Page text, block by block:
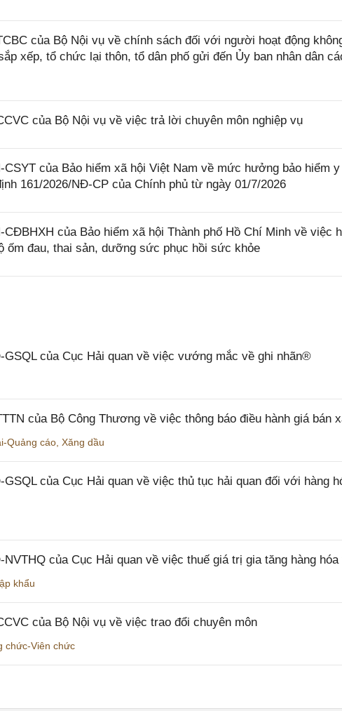
của Bộ Nội vụ về chính sách đối với người hoạt động
xếp, tổ chức lại thôn, tổ dân phố gửi đến Ủy ban nhân dân
của Bộ Nội vụ về việc trả lời chuyên môn nghiệp vụ
CSYT của Bảo hiểm xã hội Việt Nam về mức hưởng bảo hiểm
161/2026/NĐ-CP của Chính phủ từ ngày 01/7/2026
CĐBHXH của Bảo hiểm xã hội Thành phố Hồ Chí Minh về việc
ốm đau, thai sản, dưỡng sức phục hồi sức khỏe
GSQL của Cục Hải quan về việc vướng mắc về ghi nhãn®
của Bộ Công Thương về việc thông báo điều hành giá bán
Quảng cáo Xăng dầu
GSQL của Cục Hải quan về việc thủ tục hải quan đối với hàng
NVTHQ của Cục Hải quan về việc thuế giá trị gia tăng hàng
khẩu
của Bộ Nội vụ về việc trao đổi chuyên môn
chức-Viên chức